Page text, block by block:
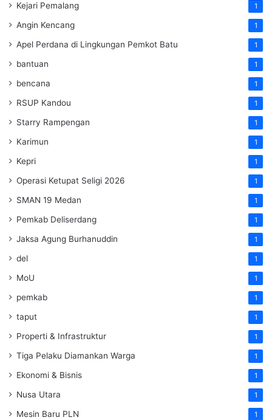
Kejari Pemalang 1
Angin Kencang 1
Apel Perdana di Lingkungan Pemkot Batu 1
bantuan 1
bencana 1
RSUP Kandou 1
Starry Rampengan 1
Karimun 1
Kepri 1
Operasi Ketupat Seligi 2026 1
SMAN 19 Medan 1
Pemkab Deliserdang 1
Jaksa Agung Burhanuddin 1
del 1
MoU 1
pemkab 1
taput 1
Properti & Infrastruktur 1
Tiga Pelaku Diamankan Warga 1
Ekonomi & Bisnis 1
Nusa Utara 1
Mesin Baru PLN 1